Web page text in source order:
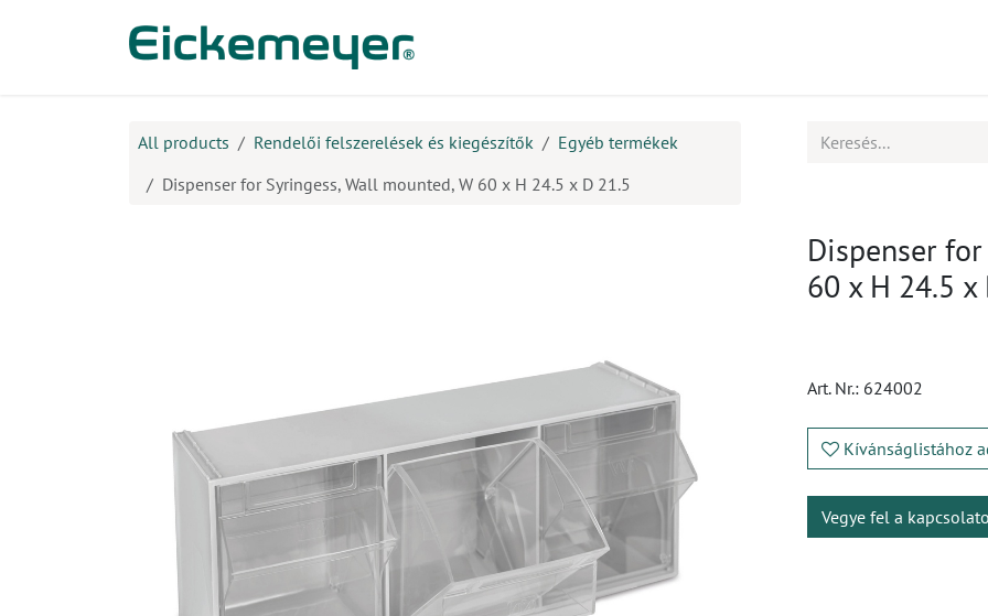
All products Rendelői felszerelések és kiegészítők
Egyéb termékek
Dispenser for Syringess, Wall mounted, W 60 x H 24.5 x D 21.5
Dispenser
60 x H 24.5 x
Art. Nr.: 624002
Kívánságlistához
Vegye fel a